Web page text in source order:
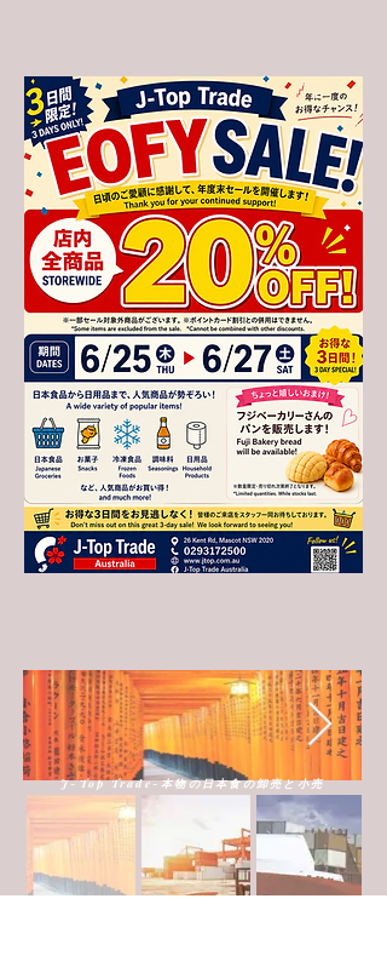
J-Top Trade-本物の日本食の卸売と小売